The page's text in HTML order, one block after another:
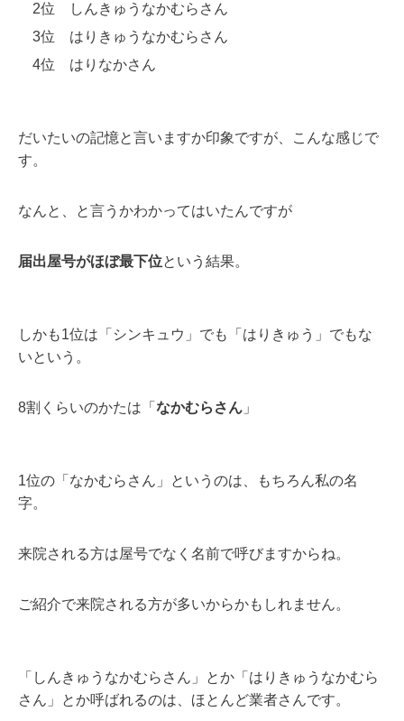
2位 しんきゅうなかむらさん
3位 はりきゅうなかむらさん
4位 はりなかさん
だいたいの記憶と言いますか印象ですが、こんな感じで
す。
なんと、と言うかわかってはいたんですが
届出屋号がほぼ最下位という結果。
しかも1位は「シンキュウ」でも「はりきゅう」でもな
いという。
8割くらいのかたは「 なかむらさん 」
1位の「なかむらさん」というのは、もちろん私の名
字。
来院される方は屋号でなく名前で呼びますからね。
ご紹介で来院される方が多いからかもしれません。
「しんきゅうなかむらさん」とか「はりきゅうなかむら
さん」とか呼ばれるのは、ほとんど業者さんです。